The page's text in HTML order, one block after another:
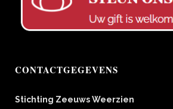
CONTACTGEGEVENS
Stichting Zeeuws Weerzien